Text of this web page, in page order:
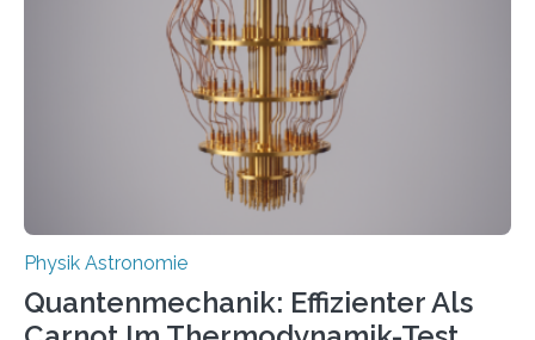
Jahre alt geworden ist, weshalb die UNESCO 2025 zum
Internationalen Jahr der Quantenwissenschaft und -
technologie ausgerufen hat. Doch nun hat eine
internationale Forschungsgruppe um den
Physik Astronomie
Quantenmechanik: Effizienter Als